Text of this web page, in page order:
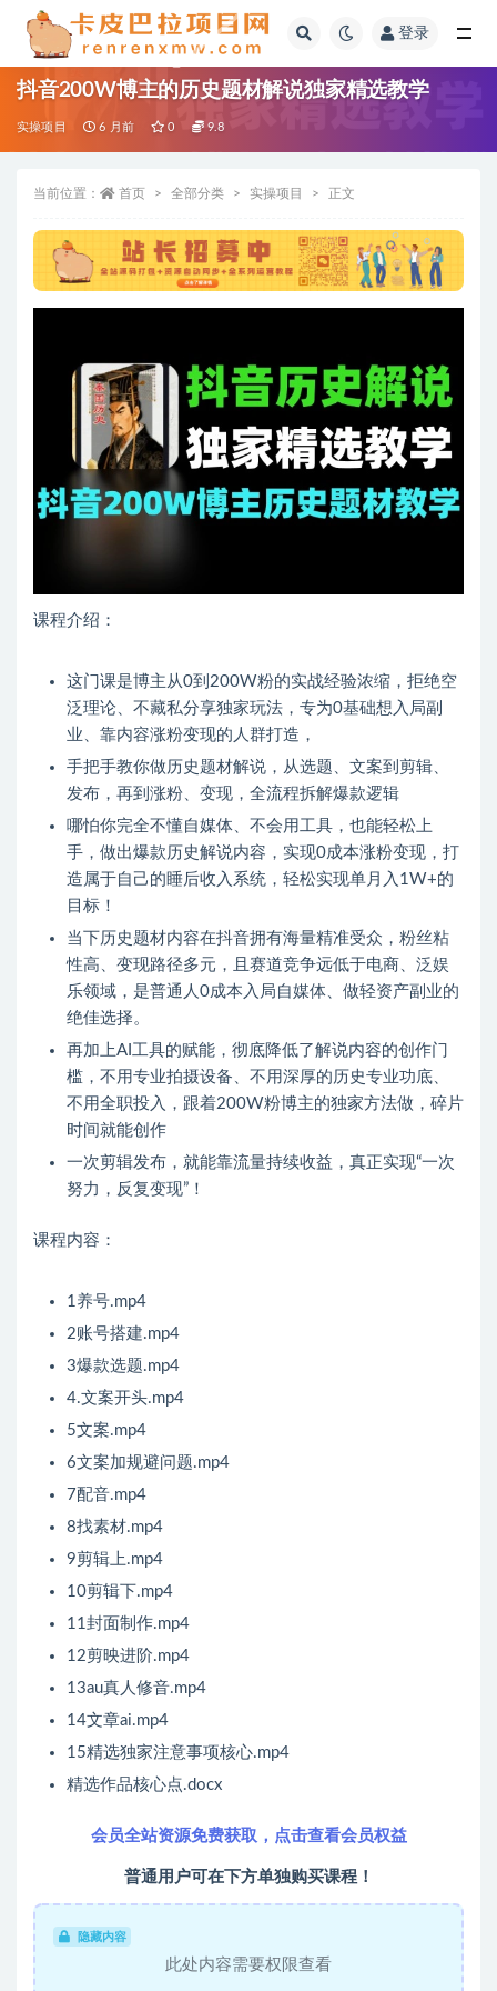
登录
抖音200W博主的历史题材解说独家精选教学
实操项目 6 月前 0 9.8
当前位置： 首页 全部分类 实操项目 正文
课程介绍：
这门课是博主从0到200W粉的实战经验浓缩，拒绝空
泛理论、不藏私分享独家玩法，专为0基础想入局副
业、靠内容涨粉变现的人群打造，
手把手教你做历史题材解说，从选题、文案到剪辑、
发布，再到涨粉、变现，全流程拆解爆款逻辑
哪怕你完全不懂自媒体、不会用工具，也能轻松上
手，做出爆款历史解说内容，实现0成本涨粉变现，打
造属于自己的睡后收入系统，轻松实现单月入1W+的
目标！
当下历史题材内容在抖音拥有海量精准受众，粉丝粘
性高、变现路径多元，且赛道竞争远低于电商、泛娱
乐领域，是普通人0成本入局自媒体、做轻资产副业的
绝佳选择。
再加上AI工具的赋能，彻底降低了解说内容的创作门
槛，不用专业拍摄设备、不用深厚的历史专业功底、
不用全职投入，跟着200W粉博主的独家方法做，碎片
时间就能创作
一次剪辑发布，就能靠流量持续收益，真正实现“一次
努力，反复变现”！
课程内容：
1养号.mp4
2账号搭建.mp4
3爆款选题.mp4
4.文案开头.mp4
5文案.mp4
6文案加规避问题.mp4
7配音.mp4
8找素材.mp4
9剪辑上.mp4
10剪辑下.mp4
11封面制作.mp4
12剪映进阶.mp4
13au真人修音.mp4
14文章ai.mp4
15精选独家注意事项核心.mp4
精选作品核心点.docx
会员全站资源免费获取，点击查看会员权益
普通用户可在下方单独购买课程！
隐藏内容
此处内容需要权限查看
全部